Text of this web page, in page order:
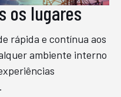
os lugares
rápida e contínua aos
ambiente interno